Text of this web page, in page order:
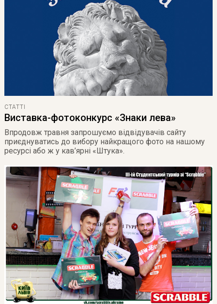
СТАТТІ
Виставка-фотоконкурс «Знаки лева»
Впродовж травня запрошуємо відвідувачів сайту
приєднуватись до вибору найкращого фото на нашому
ресурсі або ж у кав’ярні «Штука».